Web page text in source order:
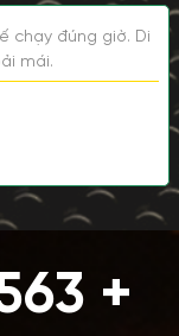
chạy đúng giờ. Di
mái.
+